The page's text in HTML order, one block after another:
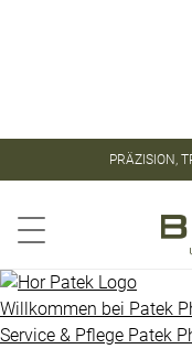
PRÄZISION,
PATEK
PHILIPPE
Aquanaut
Calatrava
Willkommen bei Patek
Service & Pflege Patek